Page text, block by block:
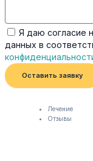
Я даю согласие
данных в
Оставить заявку
Лечение
Отзывы